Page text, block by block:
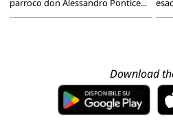
parroco don Alessandro Pontice...
Download